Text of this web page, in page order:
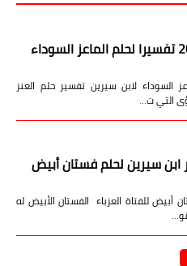
تعرف على أهم 20 تفسيرا لحلم الماعز السوداء
لحلم الماعز السوداء لابن سيرين تفسير حلم العنز
التي ت…
سيرين لحلم فستان أبيض
للفتاة العزباء الفستان الأبيض له